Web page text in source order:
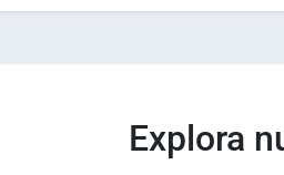
Explora